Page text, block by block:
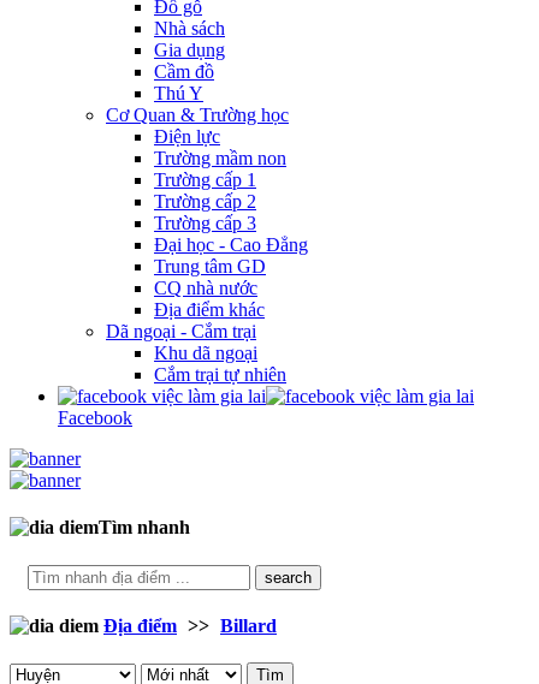
Đồ gỗ
Nhà sách
Gia dụng
Cầm đồ
Thú Y
Cơ Quan & Trường học
Điện lực
Trường mầm non
Trường cấp 1
Trường cấp 2
Trường cấp 3
Đại học - Cao Đẳng
Trung tâm GD
CQ nhà nước
Địa điểm khác
Dã ngoại - Cắm trại
Khu dã ngoại
Cắm trại tự nhiên
Facebook
Tìm nhanh
search
Địa điểm >> Billard
Tìm